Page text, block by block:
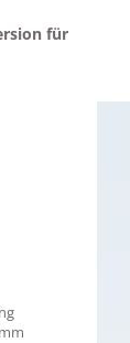
für